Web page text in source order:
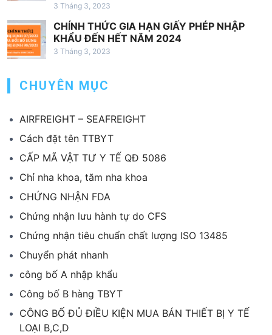
3 Tháng 3, 2023
CHÍNH THỨC GIA HẠN GIẤY PHÉP NHẬP
KHẨU ĐẾN HẾT NĂM 2024
3 Tháng 3, 2023
CHUYÊN MỤC
AIRFREIGHT – SEAFREIGHT
Cách đặt tên TTBYT
CẤP MÃ VẬT TƯ Y TẾ QĐ 5086
Chỉ nha khoa, tăm nha khoa
CHỨNG NHẬN FDA
Chứng nhận lưu hành tự do CFS
Chứng nhận tiêu chuẩn chất lượng ISO 13485
Chuyển phát nhanh
công bố A nhập khẩu
Công bố B hàng TBYT
CÔNG BỐ ĐỦ ĐIỀU KIỆN MUA BÁN THIẾT BỊ Y TẾ
LOẠI B,C,D